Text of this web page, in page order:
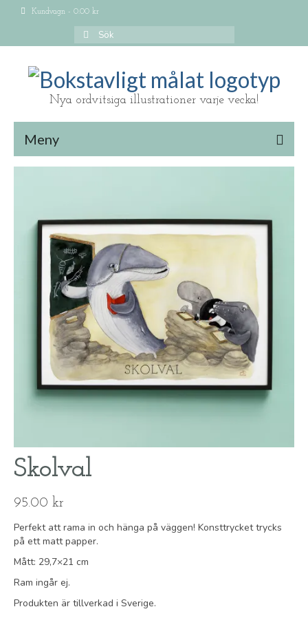
Kundvagn - 0.00 kr
Search
for:
Nya ordvitsiga illustrationer varje vecka!
Meny
Skolval
95.00 kr
Perfekt att rama in och hänga på väggen! Konsttrycket trycks
på ett matt papper.
Mått: 29,7×21 cm
Ram ingår ej.
Produkten är tillverkad i Sverige.